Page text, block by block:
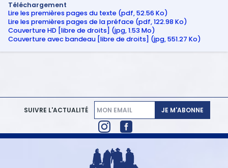
Téléchargement
Lire les premières pages du texte (pdf, 52.56 Ko)
Lire les premières pages de la préface (pdf, 122.98 Ko)
Couverture HD [libre de droits] (jpg, 1.53 Mo)
Couverture avec bandeau [libre de droits] (jpg, 551.27 Ko)
SUIVRE L'ACTUALITÉ JE M'ABONNE